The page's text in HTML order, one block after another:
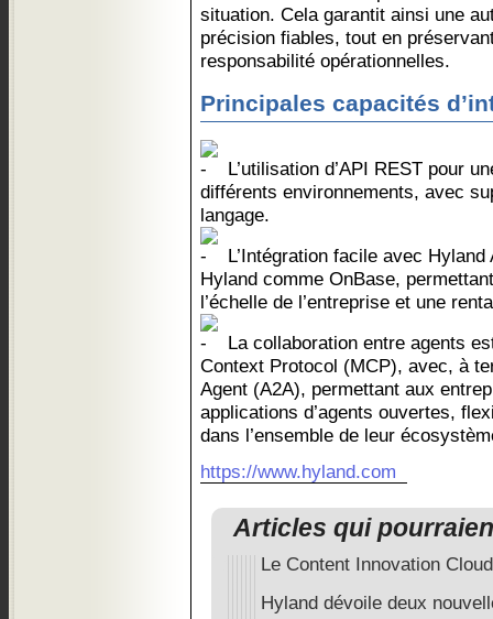
situation. Cela garantit ainsi une
précision fiables, tout en
responsabilité opérationnelles.
Principales capacités
L’utilisation d’API REST pour
différents environnements, avec
langage.
L’Intégration facile avec
Hyland comme OnBase,
l’échelle de l’entreprise et une
La collaboration entre agents
Context Protocol (MCP), avec, à
Agent (A2A), permettant aux
applications d’agents ouvertes,
dans l’ensemble de leur
https://www.hyland.com
Articles qui
Le Content Innovation
Hyland dévoile deux